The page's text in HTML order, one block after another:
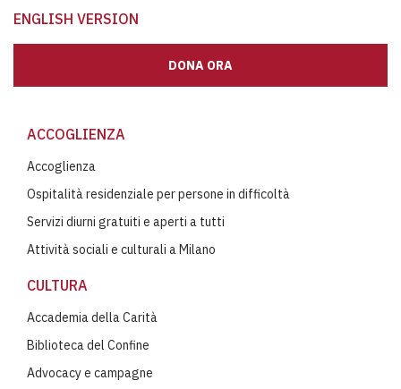
ENGLISH VERSION
DONA ORA
ACCOGLIENZA
Accoglienza
Ospitalità residenziale per persone in difficoltà
Servizi diurni gratuiti e aperti a tutti
Attività sociali e culturali a Milano
CULTURA
Accademia della Carità
Biblioteca del Confine
Advocacy e campagne